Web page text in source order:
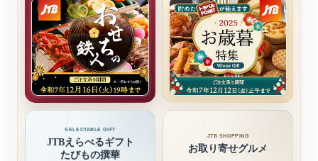
SELECTABLE GIFT
JTBえらべるギフト
たびもの撰華
JTB SHOPPING
お取り寄せグルメ